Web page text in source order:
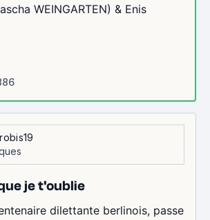
WEINGARTEN) & Enis
je t'oublie
dilettante berlinois, passe